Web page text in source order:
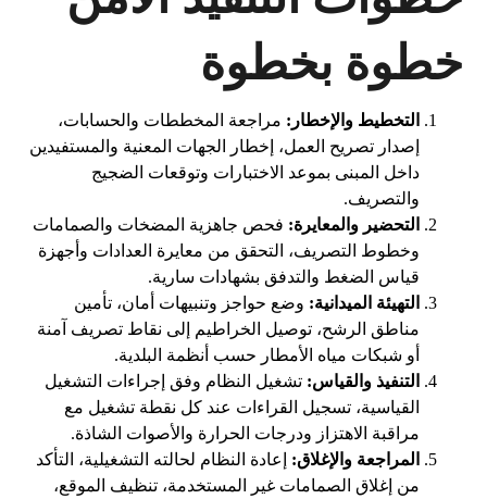
خطوة بخطوة
التخطيط والإخطار: مراجعة المخططات والحسابات،
إصدار تصريح العمل، إخطار الجهات المعنية والمستفيدين
داخل المبنى بموعد الاختبارات وتوقعات الضجيج
والتصريف.
التحضير والمعايرة: فحص جاهزية المضخات والصمامات
وخطوط التصريف، التحقق من معايرة العدادات وأجهزة
قياس الضغط والتدفق بشهادات سارية.
التهيئة الميدانية: وضع حواجز وتنبيهات أمان، تأمين
مناطق الرشح، توصيل الخراطيم إلى نقاط تصريف آمنة
أو شبكات مياه الأمطار حسب أنظمة البلدية.
التنفيذ والقياس: تشغيل النظام وفق إجراءات التشغيل
القياسية، تسجيل القراءات عند كل نقطة تشغيل مع
مراقبة الاهتزاز ودرجات الحرارة والأصوات الشاذة.
المراجعة والإغلاق: إعادة النظام لحالته التشغيلية، التأكد
من إغلاق الصمامات غير المستخدمة، تنظيف الموقع،